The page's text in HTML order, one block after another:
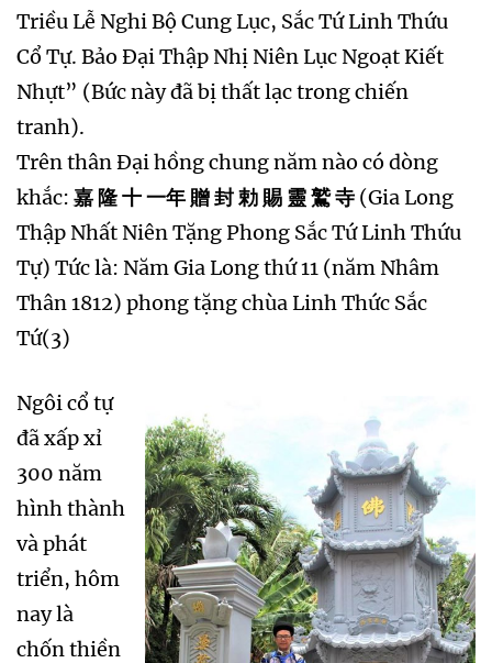
Triều Lễ Nghi Bộ Cung Lục, Sắc Tứ Linh Thứu
Cổ Tự. Bảo Đại Thập Nhị Niên Lục Ngoạt Kiết
Nhựt” (Bức này đã bị thất lạc trong chiến
tranh).
Trên thân Đại hồng chung năm nào có dòng
khắc: 嘉 隆 十 一年 贈 封 勅 賜 靈 鷲 寺 (Gia Long
Thập Nhất Niên Tặng Phong Sắc Tứ Linh Thứu
Tự) Tức là: Năm Gia Long thứ 11 (năm Nhâm
Thân 1812) phong tặng chùa Linh Thức Sắc
Tứ(3)
Ngôi cổ tự
đã xấp xỉ
300 năm
hình thành
và phát
triển, hôm
nay là
chốn thiền